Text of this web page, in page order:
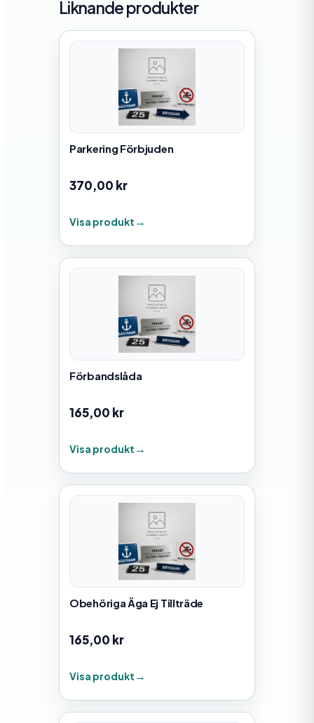
Liknande produkter
Parkering Förbjuden
370,00 kr
Visa produkt
Förbandslåda
165,00 kr
Visa produkt
Obehöriga Äga Ej Tillträde
165,00 kr
Visa produkt